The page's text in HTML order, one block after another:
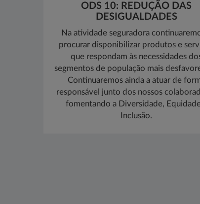
ODS 10: REDUÇÃO DAS
DESIGUALDADES
Na atividade seguradora
procurar disponibilizar produtos e
que respondam às necessidades
segmentos de população mais
Continuaremos ainda a atuar de
responsável junto dos nossos
fomentando a Diversidade,
Inclusão.